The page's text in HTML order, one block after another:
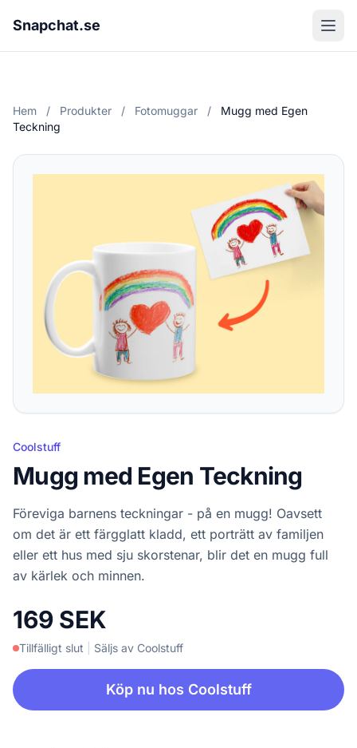
Snapchat.se
Hem / Produkter / Fotomuggar /
Mugg med Egen
Teckning
Coolstuff
Mugg med Egen Teckning
Föreviga barnens teckningar - på en mugg! Oavsett
om det är ett färgglatt kladd, ett porträtt av familjen
eller ett hus med sju skorstenar, blir det en mugg full
av kärlek och minnen.
169 SEK
Tillfälligt slut Säljs av Coolstuff
Köp nu hos Coolstuff